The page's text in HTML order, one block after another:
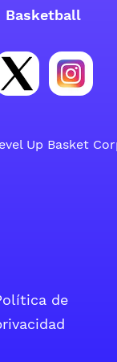
Basketball
el grupo
para el
Enlace
Up Basket
de